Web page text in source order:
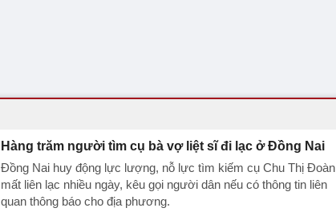
Hàng trăm người tìm cụ bà vợ liệt sĩ đi lạc ở Đồng Nai
Đồng Nai huy động lực lượng, nỗ lực tìm kiếm cụ Chu Thị Đoàn
mất liên lạc nhiều ngày, kêu gọi người dân nếu có thông tin liên
quan thông báo cho địa phương.